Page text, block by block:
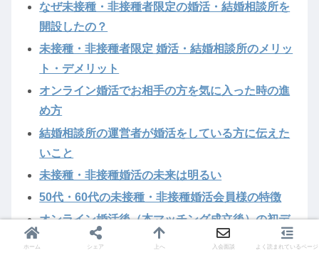
なぜ未接種・非接種者限定の婚活・結婚相談所を
開設したの？
未接種・非接種者限定 婚活・結婚相談所のメリッ
ト・デメリット
オンライン婚活でお相手の方を気に入った時の進
め方
結婚相談所の運営者が婚活をしている方に伝えた
いこと
未接種・非接種婚活の未来は明るい
50代・60代の未接種・非接種婚活会員様の特徴
オンライン婚活後（本マッチング成立後）の初デ
ートを成功させるためには「楽しむこと」が大切
ホーム シェア 上へ 入会面談 よく読まれているページ